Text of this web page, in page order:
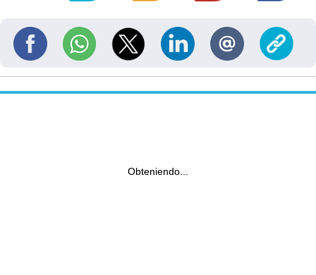
Obteniendo...